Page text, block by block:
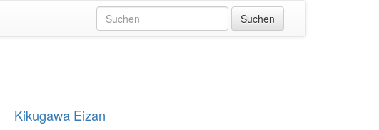
Kikugawa Eizan